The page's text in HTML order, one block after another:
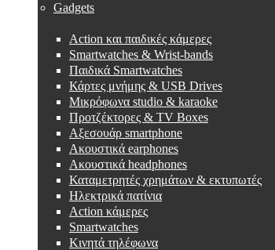
Gadgets
Action και παιδικές κάμερες
Smartwatches & Wrist-bands
Παιδικά Smartwatches
Κάρτες μνήμης & USB Drives
Μικρόφωνα studio & karaoke
Προτζέκτορες & TV Boxes
Αξεσουάρ smartphone
Ακουστικά earphones
Ακουστικά headphones
Καταμετρητές χρημάτων & εκτυπωτές
Ηλεκτρικά πατίνια
Action κάμερες
Smartwatches
Κινητά τηλέφωνα